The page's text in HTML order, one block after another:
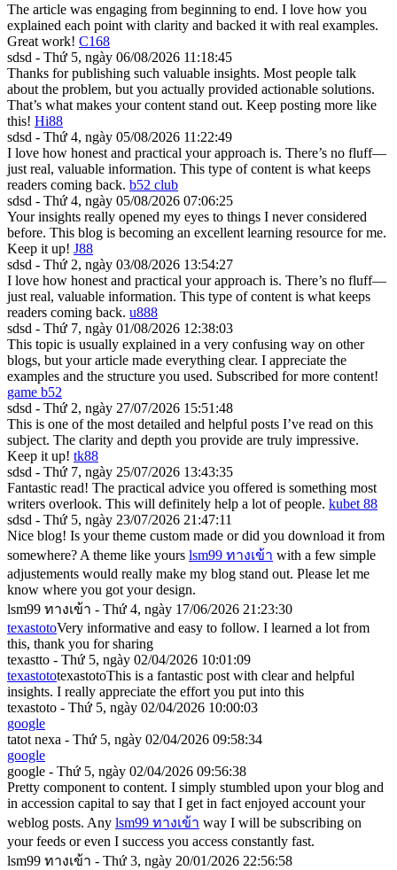
The article was engaging from beginning to end. I love how you
explained each point with clarity and backed it with real examples.
Great work! C168
sdsd - Thứ 5, ngày 06/08/2026 11:18:45
Thanks for publishing such valuable insights. Most people talk
about the problem, but you actually provided actionable solutions.
That’s what makes your content stand out. Keep posting more like
this! Hi88
sdsd - Thứ 4, ngày 05/08/2026 11:22:49
I love how honest and practical your approach is. There’s no fluff—
just real, valuable information. This type of content is what keeps
readers coming back. b52 club
sdsd - Thứ 4, ngày 05/08/2026 07:06:25
Your insights really opened my eyes to things I never considered
before. This blog is becoming an excellent learning resource for me.
Keep it up! J88
sdsd - Thứ 2, ngày 03/08/2026 13:54:27
I love how honest and practical your approach is. There’s no fluff—
just real, valuable information. This type of content is what keeps
readers coming back. u888
sdsd - Thứ 7, ngày 01/08/2026 12:38:03
This topic is usually explained in a very confusing way on other
blogs, but your article made everything clear. I appreciate the
examples and the structure you used. Subscribed for more content!
game b52
sdsd - Thứ 2, ngày 27/07/2026 15:51:48
This is one of the most detailed and helpful posts I’ve read on this
subject. The clarity and depth you provide are truly impressive.
Keep it up! tk88
sdsd - Thứ 7, ngày 25/07/2026 13:43:35
Fantastic read! The practical advice you offered is something most
writers overlook. This will definitely help a lot of people. kubet 88
sdsd - Thứ 5, ngày 23/07/2026 21:47:11
Nice blog! Is your theme custom made or did you download it from
somewhere? A theme like yours lsm99 ทางเข้า with a few simple
adjustements would really make my blog stand out. Please let me
know where you got your design.
lsm99 ทางเข้า - Thứ 4, ngày 17/06/2026 21:23:30
texastotoVery informative and easy to follow. I learned a lot from
this, thank you for sharing
texastto - Thứ 5, ngày 02/04/2026 10:01:09
texastototexastotoThis is a fantastic post with clear and helpful
insights. I really appreciate the effort you put into this
texastoto - Thứ 5, ngày 02/04/2026 10:00:03
google
tatot nexa - Thứ 5, ngày 02/04/2026 09:58:34
google
google - Thứ 5, ngày 02/04/2026 09:56:38
Pretty component to content. I simply stumbled upon your blog and
in accession capital to say that I get in fact enjoyed account your
weblog posts. Any lsm99 ทางเข้า way I will be subscribing on
your feeds or even I success you access constantly fast.
lsm99 ทางเข้า - Thứ 3, ngày 20/01/2026 22:56:58